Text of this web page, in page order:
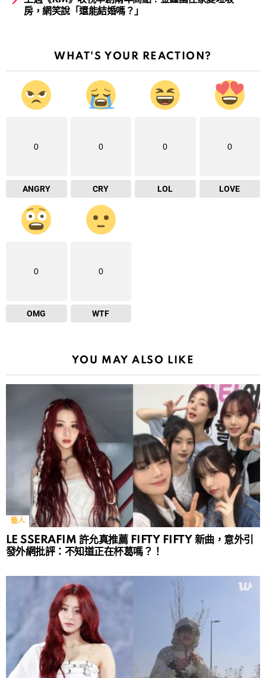
房，網笑說「還能結婚嗎？」
WHAT'S YOUR REACTION?
0
ANGRY
0
CRY
0
LOL
0
LOVE
0
OMG
0
WTF
YOU MAY ALSO LIKE
藝人
LE SSERAFIM 許允真推薦 FIFTY FIFTY 新曲，意外引
發外網批評：不知道正在杯葛嗎？！